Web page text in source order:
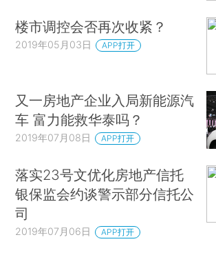
楼市调控会否再次收紧？
2019年05月03日 APP打开
又一房地产企业入局新能源汽
车 富力能救华泰吗？
2019年07月08日 APP打开
落实23号文优化房地产信托
银保监会约谈警示部分信托公
司
2019年07月06日 APP打开